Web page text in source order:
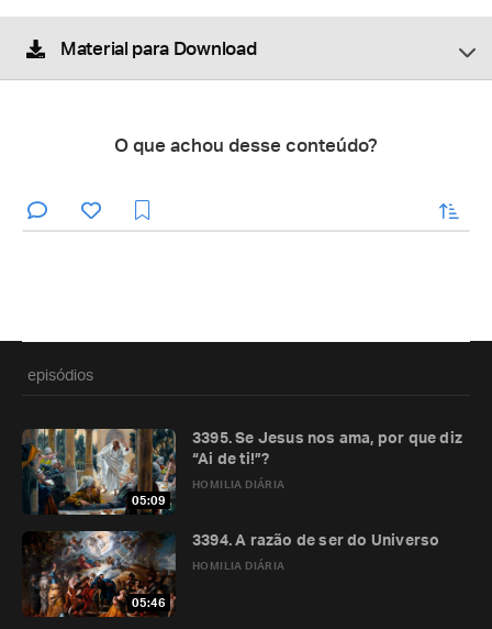
Material para Download
O que achou desse conteúdo?
enviar
episódios
05:09
HOMILIA DIÁRIA
3395. Se Jesus nos ama, por que diz
“Ai de ti!”?
05:46
HOMILIA DIÁRIA
3394. A razão de ser do Universo